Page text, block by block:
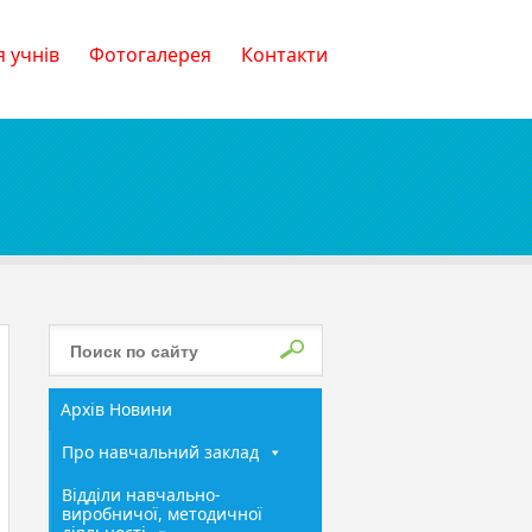
учнів Фотогалерея Контакти
Архів Новини
Про навчальний заклад
Відділи навчально-
виробничої, методичної